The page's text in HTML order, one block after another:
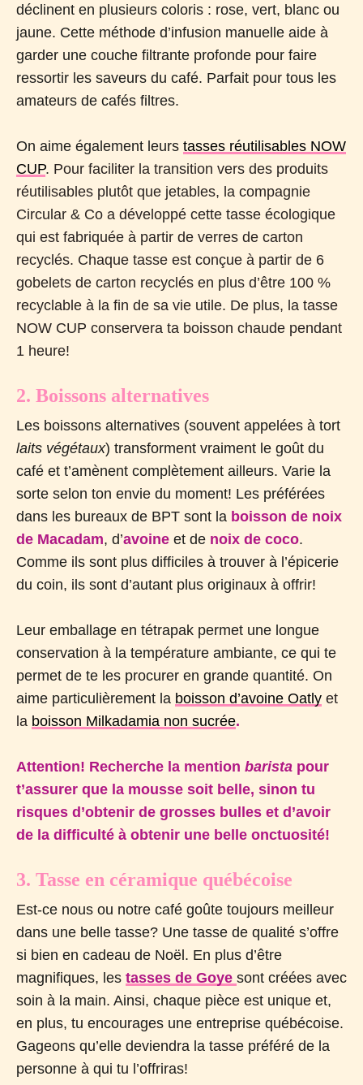
déclinent en plusieurs coloris : rose, vert, blanc ou
jaune. Cette méthode d’infusion manuelle aide à
garder une couche filtrante profonde pour faire
ressortir les saveurs du café. Parfait pour tous les
amateurs de cafés filtres.
On aime également leurs tasses réutilisables NOW
CUP. Pour faciliter la transition vers des produits
réutilisables plutôt que jetables, la compagnie
Circular & Co a développé cette tasse écologique
qui est fabriquée à partir de verres de carton
recyclés. Chaque tasse est conçue à partir de 6
gobelets de carton recyclés en plus d’être 100 %
recyclable à la fin de sa vie utile. De plus, la tasse
NOW CUP conservera ta boisson chaude pendant
1 heure!
2. Boissons alternatives
Les boissons alternatives (souvent appelées à tort
laits végétaux) transforment vraiment le goût du
café et t’amènent complètement ailleurs. Varie la
sorte selon ton envie du moment! Les préférées
dans les bureaux de BPT sont la boisson de noix
de Macadam, d’avoine et de noix de coco.
Comme ils sont plus difficiles à trouver à l’épicerie
du coin, ils sont d’autant plus originaux à offrir!
Leur emballage en tétrapak permet une longue
conservation à la température ambiante, ce qui te
permet de te les procurer en grande quantité. On
aime particulièrement la boisson d’avoine Oatly et
la boisson Milkadamia non sucrée.
Attention! Recherche la mention barista pour
t’assurer que la mousse soit belle, sinon tu
risques d’obtenir de grosses bulles et d’avoir
de la difficulté à obtenir une belle onctuosité!
3. Tasse en céramique québécoise
Est-ce nous ou notre café goûte toujours meilleur
dans une belle tasse? Une tasse de qualité s’offre
si bien en cadeau de Noël. En plus d’être
magnifiques, les tasses de Goye sont créées avec
soin à la main. Ainsi, chaque pièce est unique et,
en plus, tu encourages une entreprise québécoise.
Gageons qu’elle deviendra la tasse préféré de la
personne à qui tu l’offriras!